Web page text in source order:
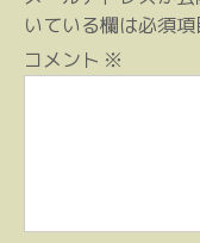
ゲ
ー
シ
いている欄は必須
コメント ※